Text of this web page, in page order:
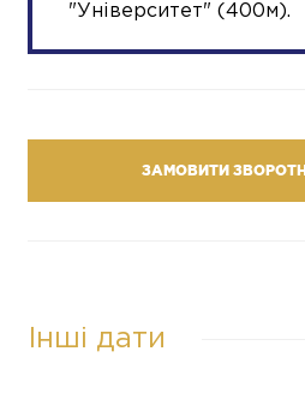
"Університет" (400м).
ЗАМОВИТИ
Інші дати